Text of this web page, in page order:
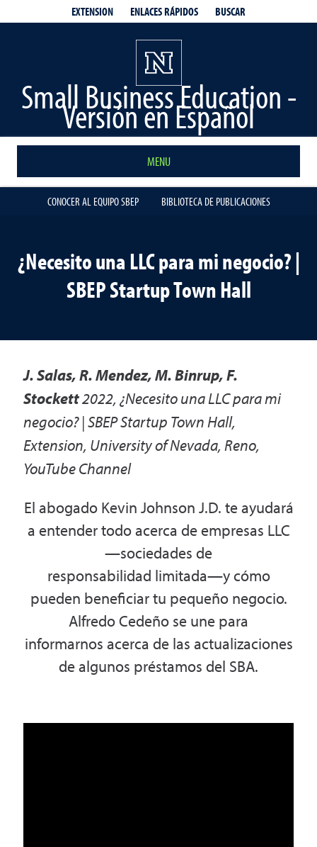
EXTENSION ENLACES RÁPIDOS BUSCAR
Small Business Education -
Versión en Español
MENU
CONOCER AL EQUIPO SBEP BIBLIOTECA DE PUBLICACIONES
¿Necesito una LLC para mi negocio? |
SBEP Startup Town Hall
J. Salas, R. Mendez, M. Binrup, F.
Stockett2022, ¿Necesito una LLC para mi
negocio? | SBEP Startup Town Hall,
Extension, University of Nevada, Reno,
YouTube Channel
El abogado Kevin Johnson J.D. te ayudará
a entender todo acerca de empresas LLC
—sociedades de
responsabilidad limitada—y cómo
pueden beneficiar tu pequeño negocio.
Alfredo Cedeño se une para
informarnos acerca de las actualizaciones
de algunos préstamos del SBA.